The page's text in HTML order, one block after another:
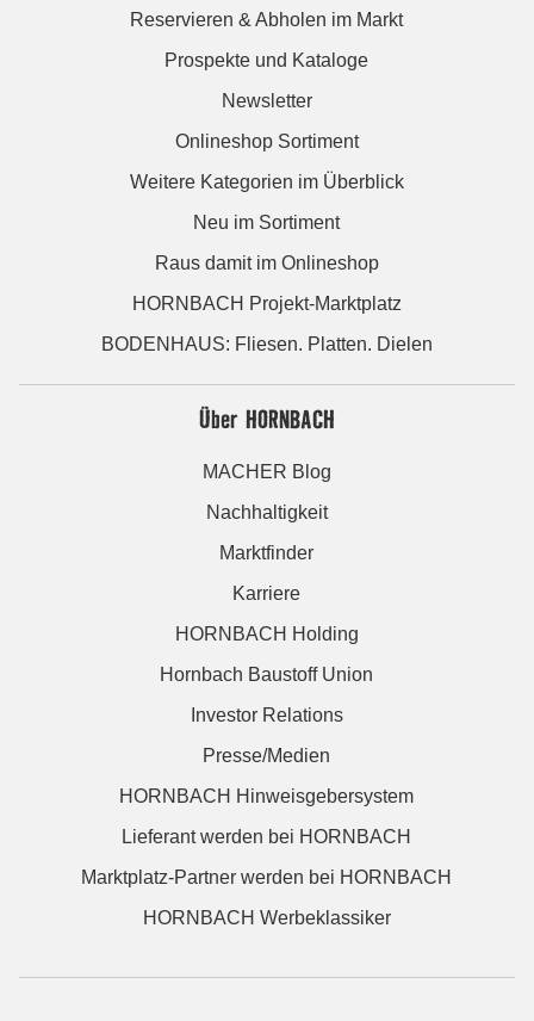
Reservieren & Abholen im Markt
Prospekte und Kataloge
Newsletter
Onlineshop Sortiment
Weitere Kategorien im Überblick
Neu im Sortiment
Raus damit im Onlineshop
HORNBACH Projekt-Marktplatz
BODENHAUS: Fliesen. Platten. Dielen
Über HORNBACH
MACHER Blog
Nachhaltigkeit
Marktfinder
Karriere
HORNBACH Holding
Hornbach Baustoff Union
Investor Relations
Presse/Medien
HORNBACH Hinweisgebersystem
Lieferant werden bei HORNBACH
Marktplatz-Partner werden bei HORNBACH
HORNBACH Werbeklassiker